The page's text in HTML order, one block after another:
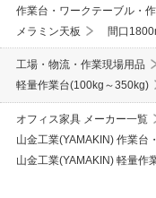
作業台・ワークテーブル・
メラミン天板
間口
工場・物流・作業現場用品
軽量作業台(100kg～350kg)
オフィス家具 メーカー一覧
山金工業(YAMAKIN) 作業台
山金工業(YAMAKIN) 軽量作